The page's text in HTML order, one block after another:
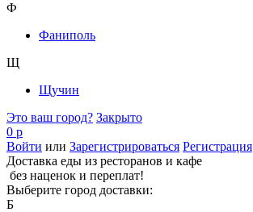
Ф
Фаниполь
Щ
Щучин
Это ваш город? Закрыто
0 р
Войти или Зарегистрироваться Регистрация
Доставка еды из ресторанов и кафе
без наценок и переплат!
Выберите город доставки:
Б